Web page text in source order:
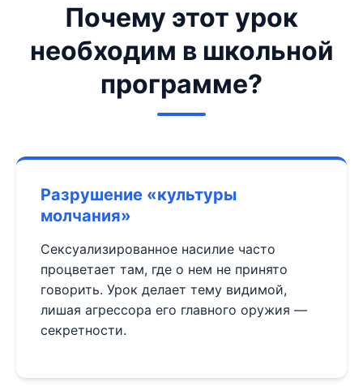
Почему этот урок
необходим в школьной
программе?
Разрушение «культуры
молчания»
Сексуализированное насилие часто
процветает там, где о нем не принято
говорить. Урок делает тему видимой,
лишая агрессора его главного оружия —
секретности.